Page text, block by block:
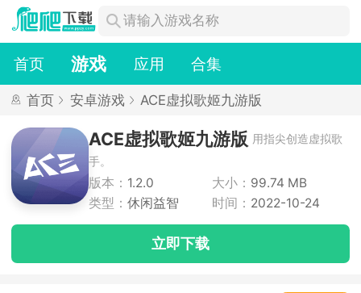
首页 游戏 应用 合集
首页 安卓游戏 ACE虚拟歌姬九游版
ACE虚拟歌姬九游版 用指尖创造虚拟歌
手。
版本： 1.2.0 大小： 99.74 MB
类型： 休闲益智 时间： 2022-10-24
立即下载